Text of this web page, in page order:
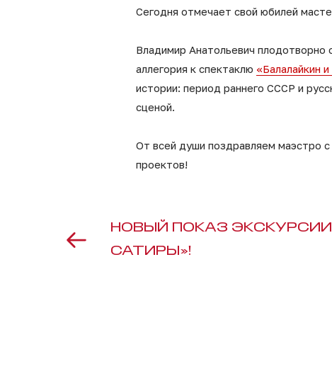
Сегодня отмечает свой юбилей
Владимир Анатольевич плодотворно
аллегория к спектаклю «Балалайкин
истории: период раннего СССР и
сценой.
От всей души поздравляем маэстро
проектов!
НОВЫЙ ПОКАЗ ЭКСКУРСИИ
САТИРЫ»!